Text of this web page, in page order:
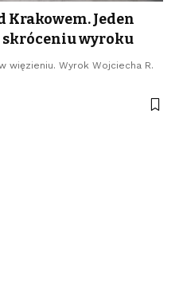
Krakowem. Jeden
skróceniu wyroku
więzieniu. Wyrok Wojciecha R.